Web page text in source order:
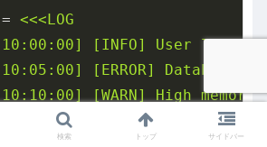
<<<LOG
10:00:00] [INFO] User login:
[ERROR] Database
[WARN] High memory
10:15:00] [INFO] User
検索 トップ サイドバー